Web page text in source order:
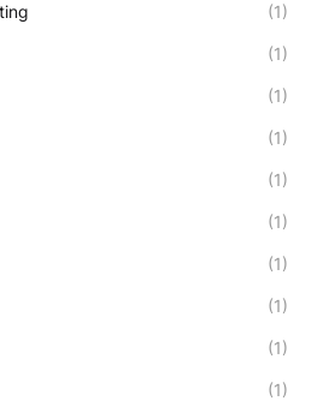
(1)
(1)
(1)
(1)
(1)
(1)
(1)
(1)
(1)
(1)